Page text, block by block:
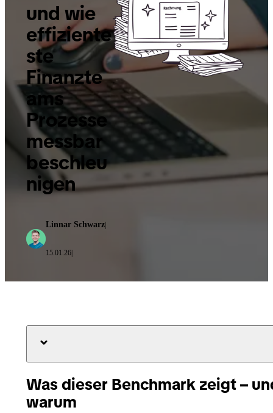
und wie
effiziente
ste
Finanzte
ams
Prozesse
messbar
beschleu
nigen
Linnar Schwarz
15.01.26
Was dieser Benchmark zeigt –
warum